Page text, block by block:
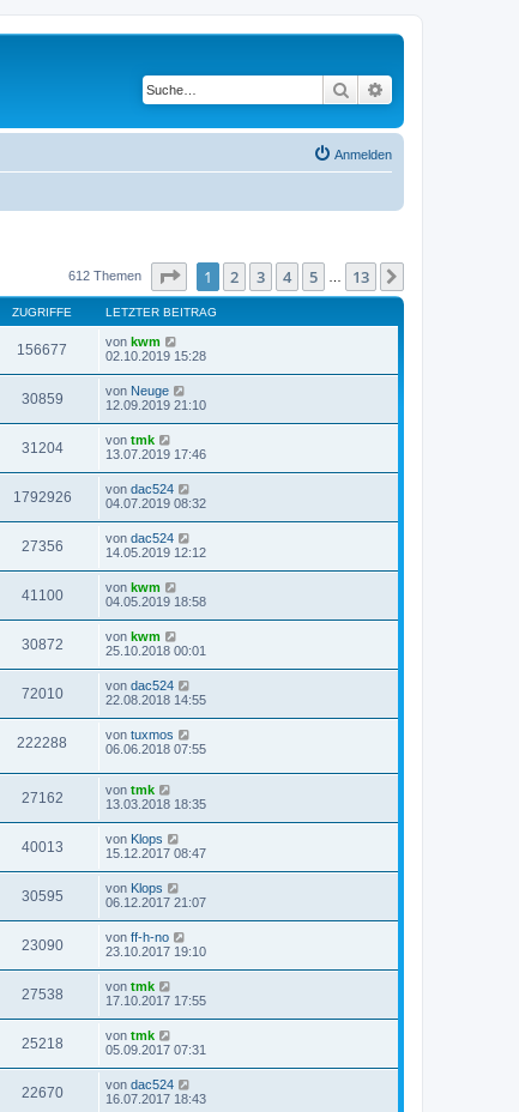
Suche
Anmelden
612 Themen Seite von13
1 2 3 4 5 13
ZUGRIFFE LETZTER BEITRAG
156677 von kwm
02.10.2019 15:28
30859 von Neuge
12.09.2019 21:10
31204 von tmk
13.07.2019 17:46
1792926 von dac524
04.07.2019 08:32
27356 von dac524
14.05.2019 12:12
41100 von kwm
04.05.2019 18:58
30872 von kwm
25.10.2018 00:01
72010 von dac524
22.08.2018 14:55
222288 von tuxmos
06.06.2018 07:55
27162 von tmk
13.03.2018 18:35
40013 von Klops
15.12.2017 08:47
30595 von Klops
06.12.2017 21:07
23090 von ff-h-no
23.10.2017 19:10
27538 von tmk
17.10.2017 17:55
25218 von tmk
05.09.2017 07:31
22670 von dac524
16.07.2017 18:43